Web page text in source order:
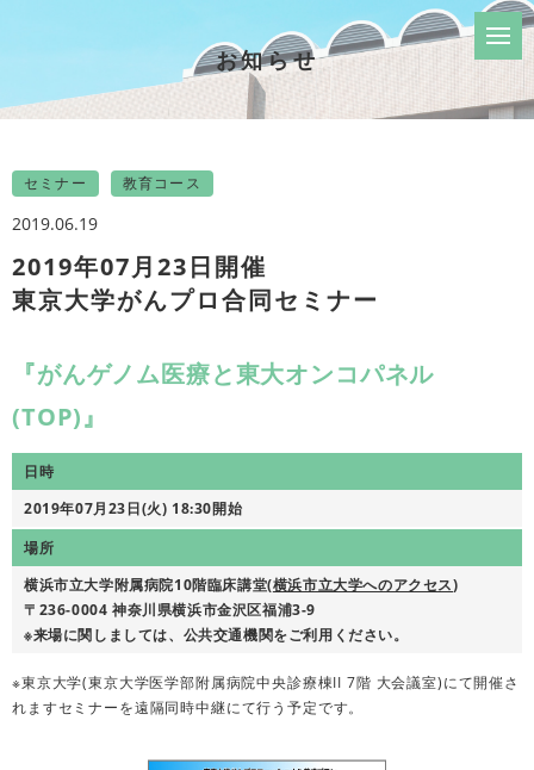
お知らせ
セミナー 教育コース
2019.06.19
2019年07月23日開催
東京大学がんプロ合同セミナー
『がんゲノム医療と東大オンコパネル
(TOP)』
日時
2019年07月23日(火) 18:30開始
場所
横浜市立大学附属病院10階臨床講堂(横浜市立大学へのアクセス)
〒236-0004 神奈川県横浜市金沢区福浦3-9
※来場に関しましては、公共交通機関をご利用ください。
※東京大学(東京大学医学部附属病院中央診療棟II 7階 大会議室)にて開催さ
れますセミナーを遠隔同時中継にて行う予定です。